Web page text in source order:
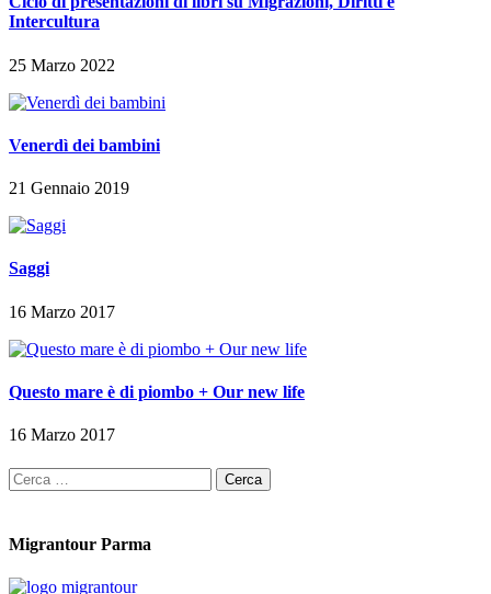
Intercultura
25 Marzo 2022
Venerdì dei bambini
21 Gennaio 2019
Saggi
16 Marzo 2017
Questo mare è di piombo + Our new life
16 Marzo 2017
Ricerca
per:
Migrantour Parma